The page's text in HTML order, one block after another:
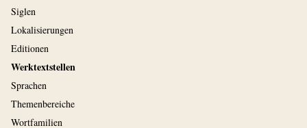
Siglen
Lokalisierungen
Editionen
Werktextstellen
Sprachen
Themenbereiche
Wortfamilien